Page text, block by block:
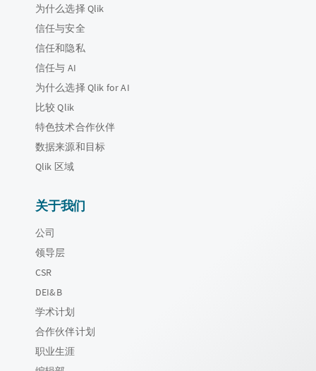
为什么选择 Qlik
信任与安全
信任和隐私
信任与 AI
为什么选择 Qlik for AI
比较 Qlik
特色技术合作伙伴
数据来源和目标
Qlik 区域
关于我们
公司
领导层
CSR
DEI&B
学术计划
合作伙伴计划
职业生涯